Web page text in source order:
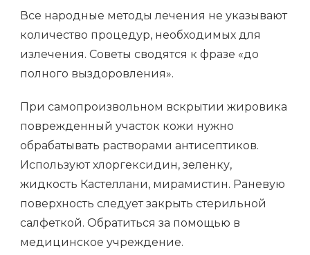
Все народные методы лечения не указывают
количество процедур, необходимых для
излечения. Советы сводятся к фразе «до
полного выздоровления».
При самопроизвольном вскрытии жировика
поврежденный участок кожи нужно
обрабатывать растворами антисептиков.
Используют хлоргексидин, зеленку,
жидкость Кастеллани, мирамистин. Раневую
поверхность следует закрыть стерильной
салфеткой. Обратиться за помощью в
медицинское учреждение.